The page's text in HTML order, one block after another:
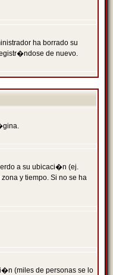
ha borrado su
de nuevo.
a su ubicaci�n (ej.
y tiempo. Si no se ha
(miles de personas se lo